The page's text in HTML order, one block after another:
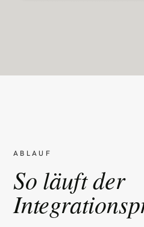
ABLAUF
So läuft der